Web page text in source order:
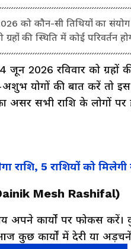
को कौन-सी तिथियों का संयोग
की स्थिति में कोई परिवर्तन
जून 2026 रविवार को ग्रहों
अशुभ योगों की बात करें तो
असर सभी राशि के लोगों
राशि, 5 राशियों को
Mesh Rashifal)
अपने कार्यों पर फोकस
कुछ कार्यों में देरी या